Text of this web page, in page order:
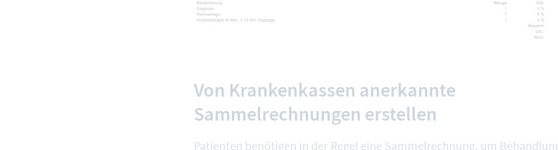
Von Krankenkassen anerkannte
Sammelrechnungen erstellen
Patienten benötigen in der Regel eine Sammelrechnung, um